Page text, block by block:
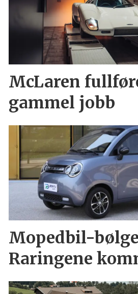
McLaren
gammel jobb
Mopedbil-
Raringene